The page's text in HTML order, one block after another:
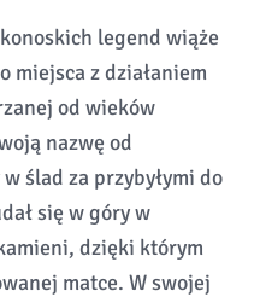
legend wiąże
miejsca z działaniem
od wieków
nazwę od
ślad za przybyłymi do
się w góry w
dzięki którym
matce. W swojej